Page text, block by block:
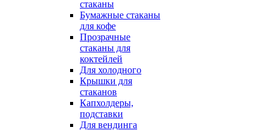
стаканы
Бумажные стаканы
для кофе
Прозрачные
стаканы для
коктейлей
Для холодного
Крышки для
стаканов
Капхолдеры,
подставки
Для вендинга